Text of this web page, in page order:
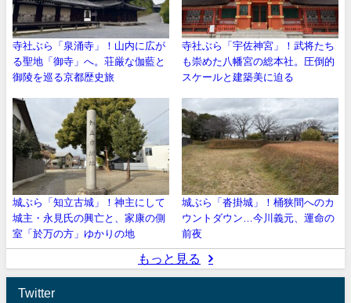
寺社ぶら「泉涌寺」！山内に広が
る聖地「御寺」へ。荘厳な伽藍と
御陵を巡る京都歴史旅
寺社ぶら「宇佐神宮」！武将たち
も崇めた八幡宮の総本社。圧倒的
スケールと建築美に迫る
城ぶら「知立古城」！神主にして
城主・永見氏の興亡と、家康の側
室「於万の方」ゆかりの地
城ぶら「沓掛城」！桶狭間へのカ
ウントダウン…今川義元、運命の
前夜
もっと見る
Twitter